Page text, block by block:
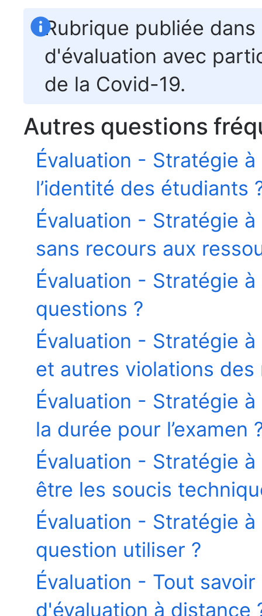
Rubrique publiée
d'évaluation avec
de la Covid-19.
Autres questions
Évaluation - Stratégie
l’identité des étudiants
Évaluation - Stratégie
sans recours aux
Évaluation - Stratégie
questions ?
Évaluation - Stratégie
et autres violations des
Évaluation - Stratégie
la durée pour l’examen
Évaluation - Stratégie
être les soucis
Évaluation - Stratégie
question utiliser ?
Évaluation - Tout
d'évaluation à distance